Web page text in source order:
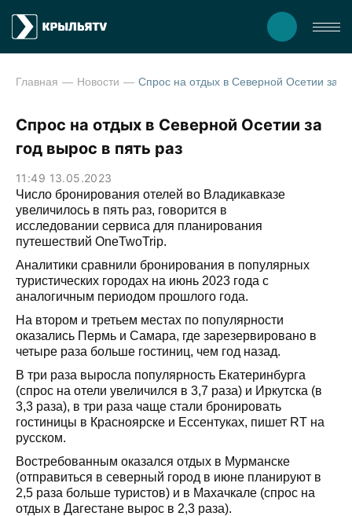
Главная Новости
Спрос на отдых в Северной Осетии за
год вырос в пять раз
11:49 13.05.2023
Число бронирования отелей во Владикавказе
увеличилось в пять раз, говорится в
исследовании сервиса для планирования
путешествий OneTwoTrip.
Аналитики сравнили бронирования в популярных
туристических городах на июнь 2023 года с
аналогичным периодом прошлого года.
На втором и третьем местах по популярности
оказались Пермь и Самара, где зарезервировано в
четыре раза больше гостиниц, чем год назад.
В три раза выросла популярность Екатеринбурга
(спрос на отели увеличился в 3,7 раза) и Иркутска (в
3,3 раза), в три раза чаще стали бронировать
гостиницы в Красноярске и Ессентуках, пишет RT на
русском.
Востребованным оказался отдых в Мурманске
(отправиться в северный город в июне планируют в
2,5 раза больше туристов) и в Махачкале (спрос на
отдых в Дагестане вырос в 2,3 раза).